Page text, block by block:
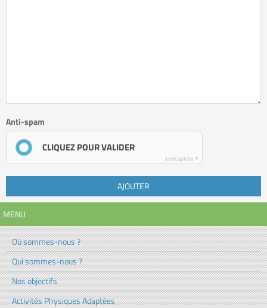
Anti-spam
CLIQUEZ POUR VALIDER
IconCaptcha ©
AJOUTER
MENU
Où sommes-nous ?
Qui sommes-nous ?
Nos objectifs
Activités Physiques Adaptées